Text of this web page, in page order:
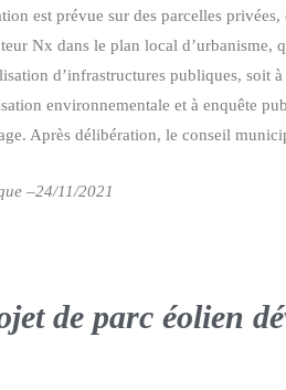
est prévue sur des parcelles
Nx dans le plan local
d’infrastructures publiques, soit
environnementale et à enquête
Après délibération, le conseil
–24/11/2021
de parc éolien